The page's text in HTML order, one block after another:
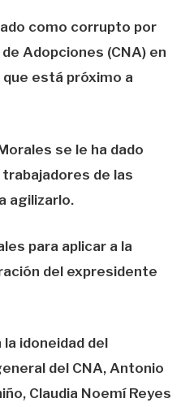
como corrupto por
Adopciones (CNA) en
está próximo a
se le ha dado
de las
agilizarlo.
para aplicar a la
del expresidente
idoneidad del
del CNA, Antonio
Claudia Noemí Reyes